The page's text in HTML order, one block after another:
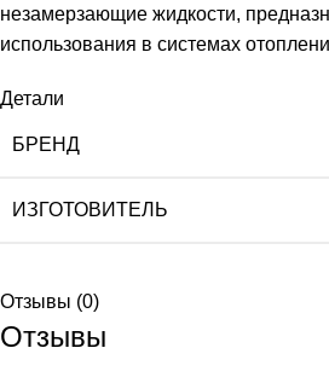
незамерзающие жидкости,
использования в системах
Детали
БРЕНД
ИЗГОТОВИТЕЛЬ
Отзывы (0)
Отзывы